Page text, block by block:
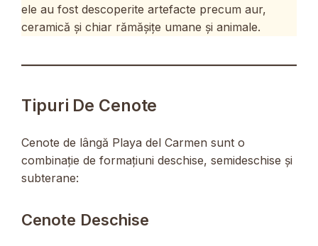
ele au fost descoperite artefacte precum aur,
ceramică și chiar rămășițe umane și animale.
Tipuri De Cenote
Cenote de lângă Playa del Carmen sunt o
combinație de formațiuni deschise, semideschise și
subterane:
Cenote Deschise